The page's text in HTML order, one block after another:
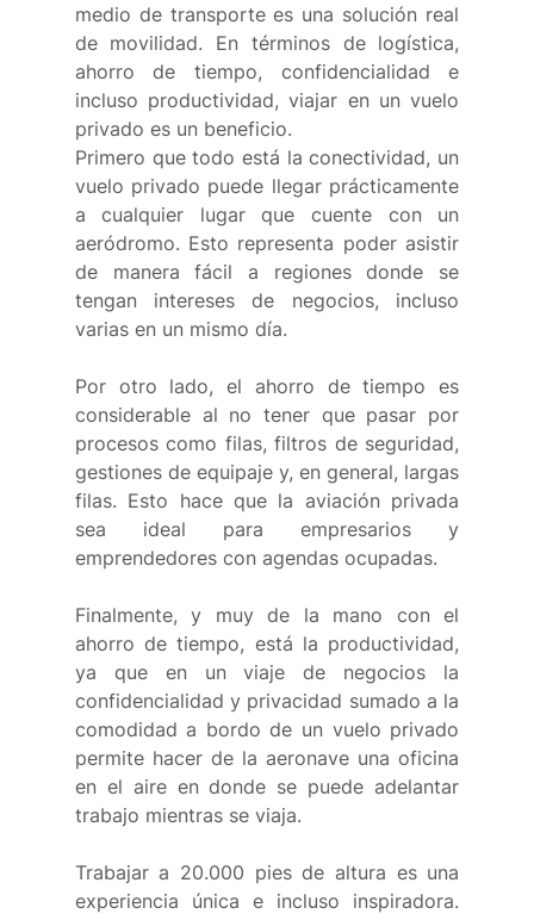
medio de transporte es una solución real
de movilidad. En términos de logística,
ahorro de tiempo, confidencialidad e
incluso productividad, viajar en un vuelo
privado es un beneficio.
Primero que todo está la conectividad, un
vuelo privado puede llegar prácticamente
a cualquier lugar que cuente con un
aeródromo. Esto representa poder asistir
de manera fácil a regiones donde se
tengan intereses de negocios, incluso
varias en un mismo día.
Por otro lado, el ahorro de tiempo es
considerable al no tener que pasar por
procesos como filas, filtros de seguridad,
gestiones de equipaje y, en general, largas
filas. Esto hace que la aviación privada
sea ideal para empresarios y
emprendedores con agendas ocupadas.
Finalmente, y muy de la mano con el
ahorro de tiempo, está la productividad,
ya que en un viaje de negocios la
confidencialidad y privacidad sumado a la
comodidad a bordo de un vuelo privado
permite hacer de la aeronave una oficina
en el aire en donde se puede adelantar
trabajo mientras se viaja.
Trabajar a 20.000 pies de altura es una
experiencia única e incluso inspiradora.